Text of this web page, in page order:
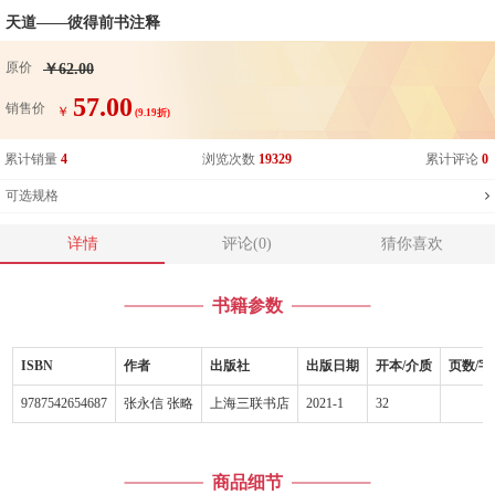
天道——彼得前书注释
原价 ￥62.00
销售价 ￥ 57.00 (9.19折)
累计销量 4 浏览次数 19329 累计评论 0
可选规格
详情 评论(0) 猜你喜欢
书籍参数
ISBN 作者 出版社 出版日期 开本/介质 页数/字
9787542654687 张永信 张略 上海三联书店 2021-1 32
商品细节